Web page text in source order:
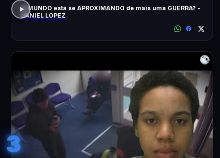
O MUNDO está se APROXIMANDO de mais uma GUERRA? -
DANIEL LOPEZ
3